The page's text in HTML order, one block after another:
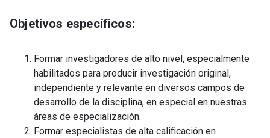
Objetivos específicos:
Formar investigadores de alto nivel, especialmente
habilitados para producir investigación original,
independiente y relevante en diversos campos de
desarrollo de la disciplina, en especial en nuestras
áreas de especialización.
Formar especialistas de alta calificación en